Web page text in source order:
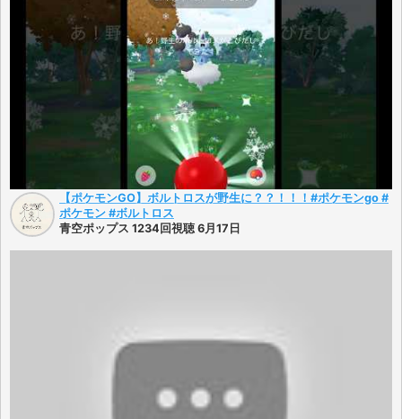
【ポケモンGO】ボルトロスが野生に？？！！！#ポケモンgo #
ポケモン #ボルトロス
青空ポップス 1234回視聴 6月17日